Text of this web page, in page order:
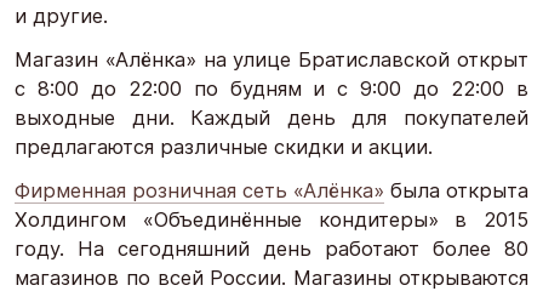
и другие.
Магазин «Алёнка» на улице Братиславской открыт
с 8:00 до 22:00 по будням и с 9:00 до 22:00 в
выходные дни. Каждый день для покупателей
предлагаются различные скидки и акции.
Фирменная розничная сеть «Алёнка» была открыта
Холдингом «Объединённые кондитеры» в 2015
году. На сегодняшний день работают более 80
магазинов по всей России. Магазины открываются